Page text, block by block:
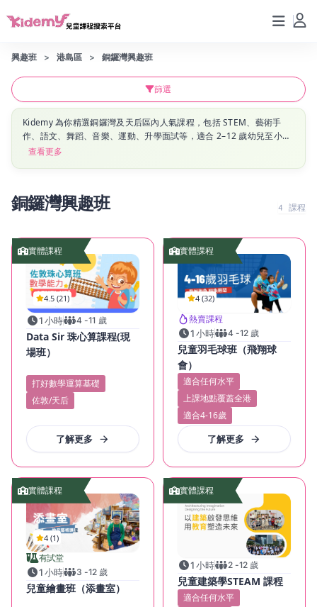
興趣班 港島區 銅鑼灣興趣班
篩選
Kidemy 為你精選銅鑼灣及天后區內人氣課程，包括 STEM、藝術手
作、語文、舞蹈、音樂、運動、升學面試等，適合 2–12 歲幼兒至小學
生。立即瀏覽銅鑼灣及天后區最新興趣班資訊，幫孩子搵到啱心水嘅課
查看更多
銅鑼灣興趣班 4 課程
4.5 (21)
1 小時 4-11 歲
Data Sir 珠心算課程(現
場班）
打好數學運算基礎
佐敦/天后
了解更多
實體課程
4 (32)
熱賣課程
1 小時 4-12 歲
兒童羽毛球班（飛翔球
會）
適合任何水平
上課地點覆蓋全港
適合4-16歲
了解更多
實體課程
4 (1)
有試堂
1 小時 3 -12 歲
兒童繪畫班（添畫室）
實體課程
1 小時 2-12 歲
兒童建築學STEAM 課程
適合任何水平
實體課程